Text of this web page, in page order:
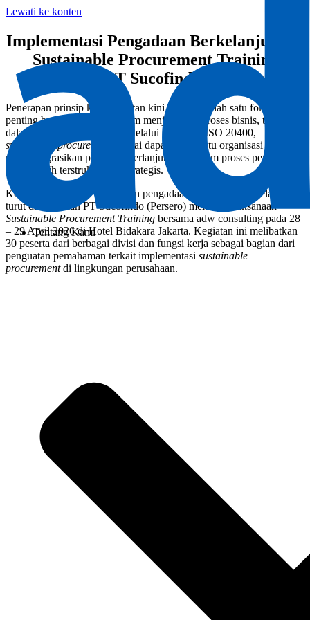
Lewati ke konten
Tentang Kami
Implementasi Pengadaan Berkelanjutan –
Sustainable Procurement Training
bersama PT Sucofindo (Persero)
Penerapan prinsip keberlanjutan kini menjadi salah satu fokus
penting bagi perusahaan dalam menjalankan proses bisnis, termasuk
dalam aktivitas pengadaan. Melalui pedoman ISO 20400,
sustainable procurement
dinilai dapat membantu organisasi
mengintegrasikan prinsip keberlanjutan ke dalam proses pengadaan
secara lebih terstruktur dan strategis.
Komitmen terhadap penerapan pengadaan yang lebih berkelanjutan
turut diwujudkan PT Sucofindo (Persero) melalui pelaksanaan
Sustainable Procurement Training bersama adw consulting pada 28
– 29 April 2026 di Hotel Bidakara Jakarta. Kegiatan ini melibatkan
30 peserta dari berbagai divisi dan fungsi kerja sebagai bagian dari
penguatan pemahaman terkait implementasi sustainable
procurementdi lingkungan perusahaan.